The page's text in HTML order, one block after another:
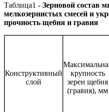
Таблица1 - Зерновой состав
мелкозернистых смесей и
прочность щебня и гравия
Конструктивный
слой
крупность
зерен щебня
(гравия), мм